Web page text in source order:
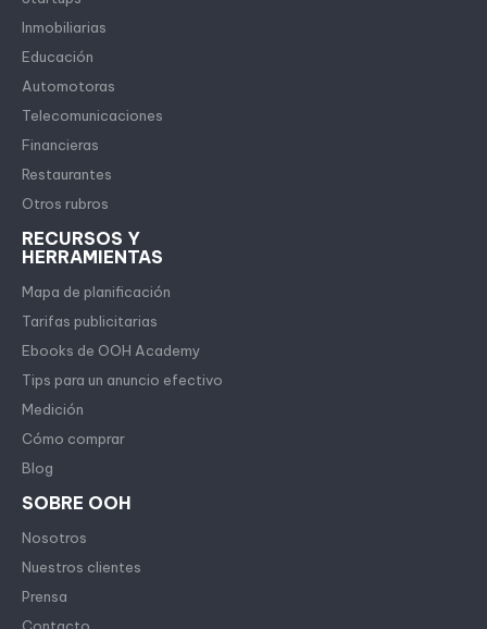
Inmobiliarias
Educación
Automotoras
Telecomunicaciones
Financieras
Restaurantes
Otros rubros
RECURSOS Y
HERRAMIENTAS
Mapa de planificación
Tarifas publicitarias
Ebooks de OOH Academy
Tips para un anuncio efectivo
Medición
Cómo comprar
Blog
SOBRE OOH
Nosotros
Nuestros clientes
Prensa